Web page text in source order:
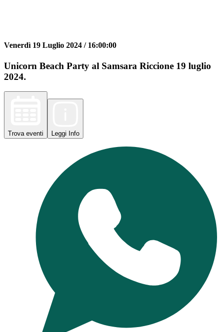
Venerdì 19 Luglio 2024 / 16:00:00
Unicorn Beach Party al Samsara Riccione 19 luglio
2024.
Trova eventi Leggi Info